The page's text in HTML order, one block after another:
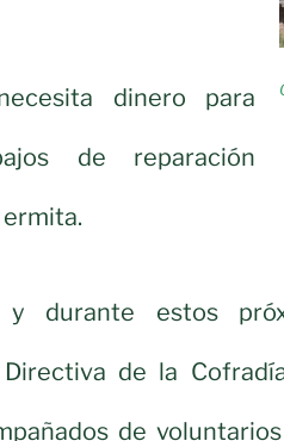
dinero para
de reparación
durante estos
de la
de